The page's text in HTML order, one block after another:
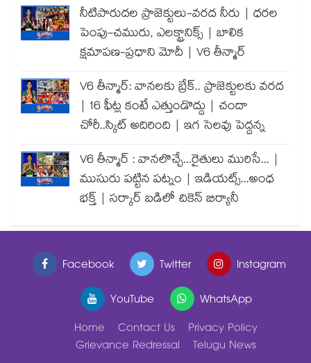
నీటిపారుదల ప్రాజెక్టులు-వరద నీరు | ధరల
పెంపు-చమురు, ఎలక్ట్రానిక్స్ | బాలిక
క్షమాపణ-ప్రధాని మోదీ | V6 తీన్మార్
V6 తీన్మార్: వానలకు బ్రేక్.. ప్రాజెక్టులకు వరద
| 16 ఫీట్ల కంటే ఎత్తుండొద్దు | చందా
చోరీ..స్కిట్ అదిరింది | ఇగ సెలవు పెద్దన్న
V6 తీన్మార్ : వానలొచ్చే...రైతులు మురిసే... |
ముసురు పట్టిన పట్నం | ఇడియట్స్...అంధ
భక్త్ | సర్కార్ బడిలో చికెన్ బిర్యానీ
Facebook Twitter
Instagram
YouTube
WhatsApp
Home
Contact Us
Privacy Policy
Grievance Redressal
Telugu News